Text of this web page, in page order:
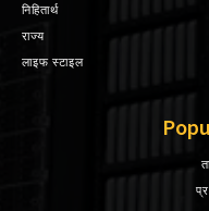
निहितार्थ
राज्य
लाइफ स्टाइल